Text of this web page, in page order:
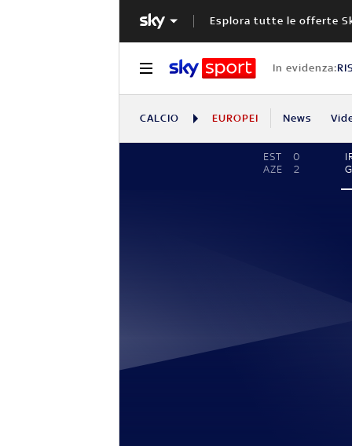
Esplora tutte le offerte
In evidenza:
CALCIO EUROPEI News
EST
0
AZE
2